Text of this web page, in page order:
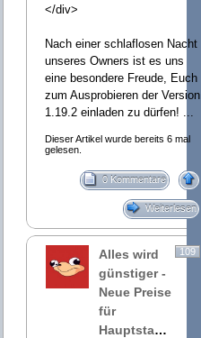
</div>
Nach einer schlaflosen Nacht
unseres Owners ist es uns
eine besondere Freude, Euch
zum Ausprobieren der Version
1.19.2 einladen zu dürfen! ...
Dieser Artikel wurde bereits 6 mal
gelesen.
0 Kommentare
Weiterlesen
109
Alles wird
günstiger -
Neue Preise
für
Hauptstadtgrundstücke